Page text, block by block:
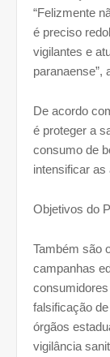
“Felizmente
é preciso
vigilantes e
paranaense”,
De acordo
é proteger a
consumo de
intensificar
Objetivos do
Também são
campanhas
falsificação
órgãos
vigilância